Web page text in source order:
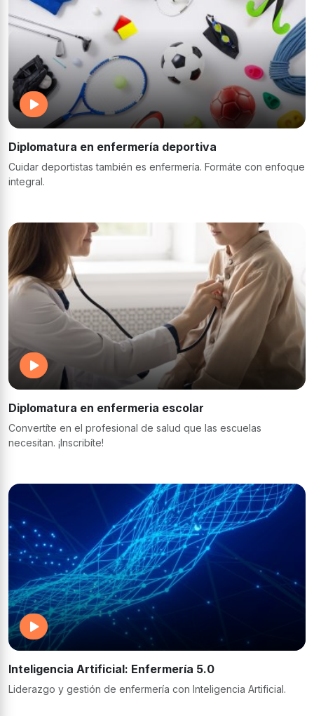
Diplomatura en enfermería deportiva
Cuidar deportistas también es enfermería. Formáte con enfoque
integral.
Diplomatura en enfermeria escolar
Convertíte en el profesional de salud que las escuelas
necesitan. ¡Inscribíte!
Inteligencia Artificial: Enfermería 5.0
Liderazgo y gestión de enfermería con Inteligencia Artificial.